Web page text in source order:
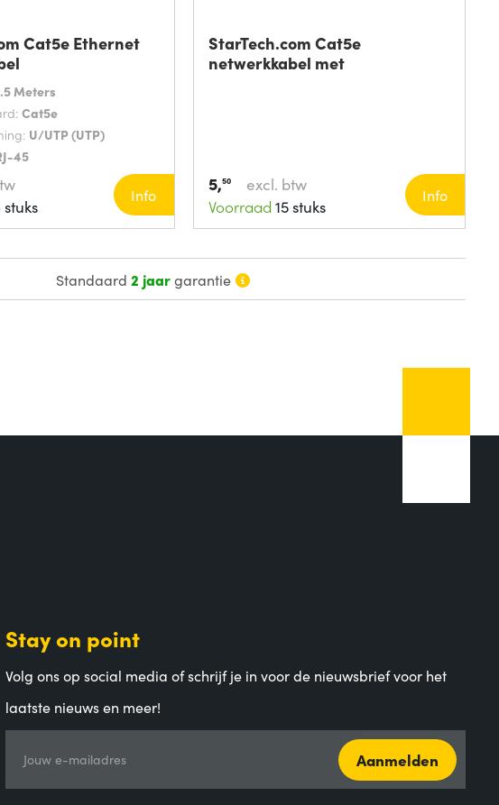
Cat5e Ethernet
Meters
Cat5e
U/UTP (UTP)
45
stuks
Info
StarTech.com Cat5e
netwerkkabel met
5,50
excl. btw
Voorraad 15 stuks
Info
Standaard2 jaargarantie
Stay on point
Volg ons op social media of schrijf je in voor de nieuwsbrief voor het
laatste nieuws en meer!
Jouw e-mailadres Aanmelden